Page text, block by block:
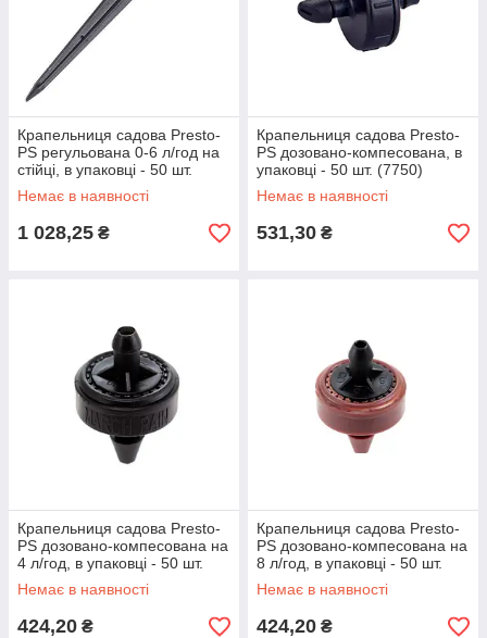
Крапельниця садова Presto-
PS регульована 0-6 л/год на
стійці, в упаковці - 50 шт.
(7706)
Немає в наявності
1 028,25 ₴
Крапельниця садова Presto-
PS дозовано-компесована, в
упаковці - 50 шт. (7750)
Немає в наявності
531,30 ₴
Крапельниця садова Presto-
PS дозовано-компесована на
4 л/год, в упаковці - 50 шт.
(0404)
Немає в наявності
424,20 ₴
Крапельниця садова Presto-
PS дозовано-компесована на
8 л/год, в упаковці - 50 шт.
(0408)
Немає в наявності
424,20 ₴